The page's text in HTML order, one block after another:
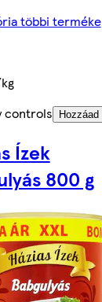
többi terméke
controls
Hozzáad
Ízek
800 g